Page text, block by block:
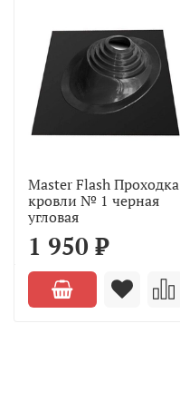
Master Flash Проходка
кровли № 1 черная
угловая
1 950 ₽